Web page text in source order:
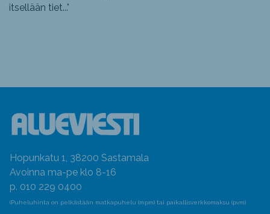
itsellään tiet..."
Hopunkatu 1, 38200 Sastamala
Avoinna ma-pe klo 8-16
p. 010 229 0400
(Puheluhinta on pelkästään matkapuhelu (mpm) tai paikallisverkkomaksu (pvm)